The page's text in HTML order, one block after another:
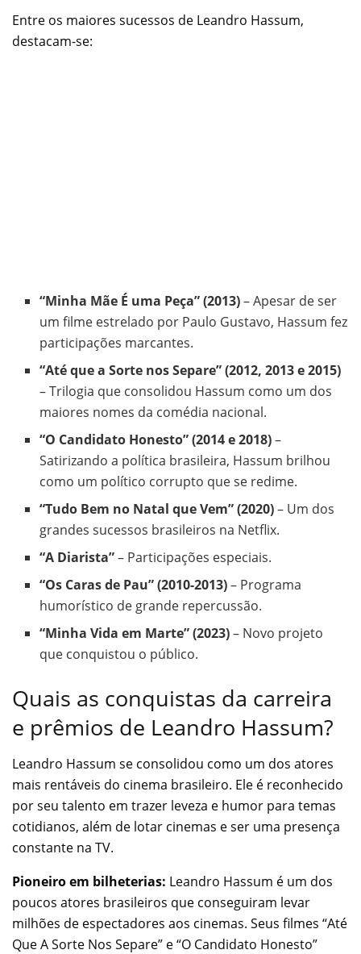
Entre os maiores sucessos de Leandro Hassum,
destacam-se:
“Minha Mãe É uma Peça” (2013)– Apesar de ser
um filme estrelado por Paulo Gustavo, Hassum fez
participações marcantes.
“Até que a Sorte nos Separe” (2012, 2013 e 2015)
– Trilogia que consolidou Hassum como um dos
maiores nomes da comédia nacional.
“O Candidato Honesto” (2014 e 2018)–
Satirizando a política brasileira, Hassum brilhou
como um político corrupto que se redime.
“Tudo Bem no Natal que Vem” (2020)– Um dos
grandes sucessos brasileiros na Netflix.
“A Diarista”– Participações especiais.
“Os Caras de Pau” (2010-2013)– Programa
humorístico de grande repercussão.
“Minha Vida em Marte” (2023)– Novo projeto
que conquistou o público.
Quais as conquistas da carreira
e prêmios de Leandro Hassum?
Leandro Hassum se consolidou como um dos atores
mais rentáveis do cinema brasileiro. Ele é reconhecido
por seu talento em trazer leveza e humor para temas
cotidianos, além de lotar cinemas e ser uma presença
constante na TV.
Pioneiro em bilheterias: Leandro Hassum é um dos
poucos atores brasileiros que conseguiram levar
milhões de espectadores aos cinemas. Seus filmes “Até
Que A Sorte Nos Separe” e “O Candidato Honesto”